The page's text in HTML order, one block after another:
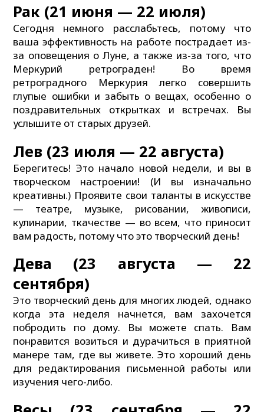
Рак (21 июня — 22 июля)
Сегодня немного расслабьтесь, потому что
ваша эффективность на работе пострадает из-
за оповещения о Луне, а также из-за того, что
Меркурий ретрограден! Во время
ретроградного Меркурия легко совершить
глупые ошибки и забыть о вещах, особенно о
поздравительных открытках и встречах. Вы
услышите от старых друзей.
Лев (23 июля — 22 августа)
Берегитесь! Это начало новой недели, и вы в
творческом настроении! (И вы изначально
креативны.) Проявите свои таланты в искусстве
— театре, музыке, рисовании, живописи,
кулинарии, ткачестве — во всем, что приносит
вам радость, потому что это творческий день!
Дева (23 августа — 22
сентября)
Это творческий день для многих людей, однако
когда эта неделя начнется, вам захочется
побродить по дому. Вы можете спать. Вам
понравится возиться и дурачиться в приятной
манере там, где вы живете. Это хороший день
для редактирования письменной работы или
изучения чего-либо.